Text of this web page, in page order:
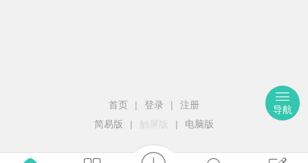
首页 | 登录 |
注册
简易版
| 触屏版 | 电脑版
导航